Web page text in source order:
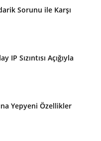
Sorunu ile Karşı
IP Sızıntısı Açığıyla
Yepyeni Özellikler